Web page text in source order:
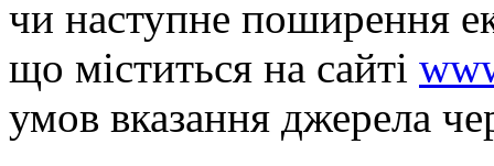
чи наступне поширення
що мiститься на сайті
умов вказання джерела